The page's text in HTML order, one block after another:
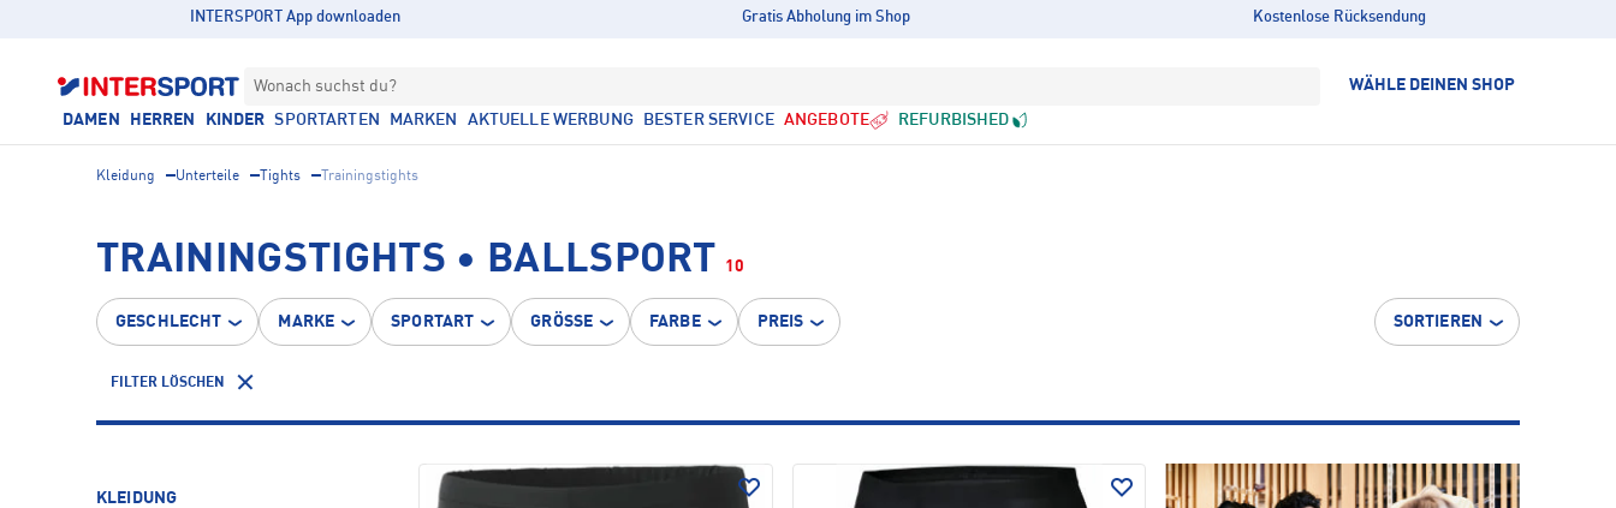
INTERSPORT App downloaden Gratis Abholung im Shop Kostenlose Rücksendung
Wonach suchst du? WÄHLE DEINEN SHOP
DAMEN HERREN KINDER SPORTARTEN MARKEN AKTUELLE WERBUNG BESTER SERVICE ANGEBOTE REFURBISHED
Kleidung Unterteile Tights Trainingstights
TRAININGSTIGHTS • BALLSPORT 10
GESCHLECHT MARKE SPORTART GRÖSSE FARBE PREIS SORTIEREN
FILTER LÖSCHEN
KLEIDUNG